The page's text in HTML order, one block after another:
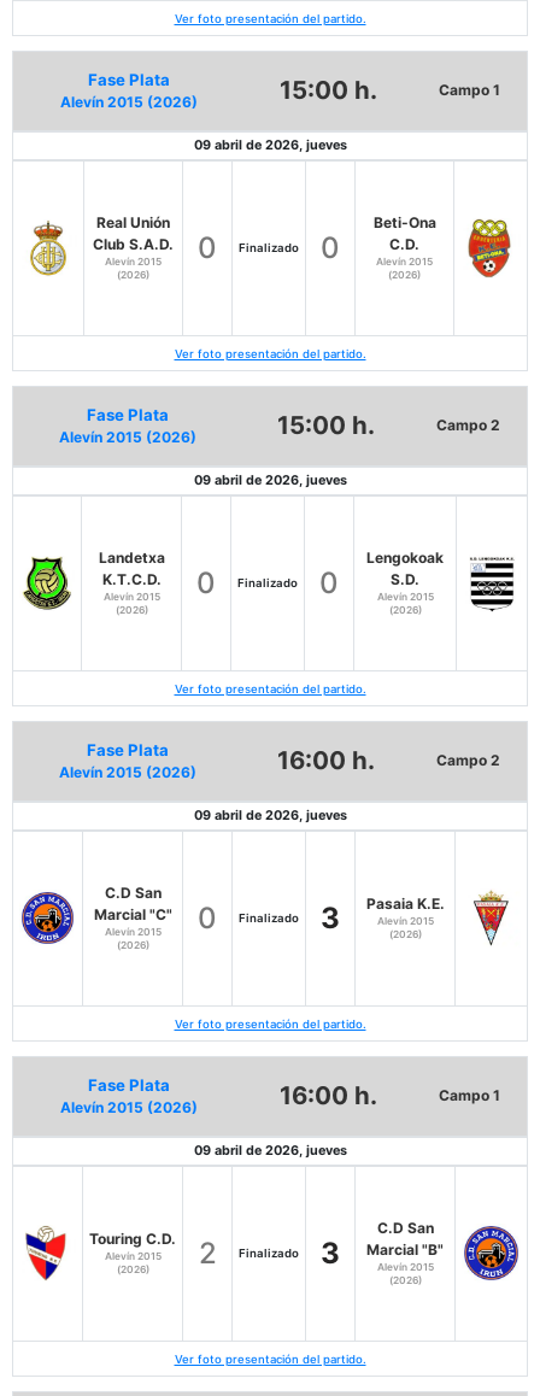
Ver foto presentación del partido.
Fase Plata
Alevín 2015 (2026) 15:00 h. Campo 1
09 abril de 2026, jueves
Real Unión
Club S.A.D.
Alevín 2015
(2026)
0 Finalizado 0
Beti-Ona
C.D.
Alevín 2015
(2026)
Ver foto presentación del partido.
Fase Plata
Alevín 2015 (2026) 15:00 h. Campo 2
09 abril de 2026, jueves
Landetxa
K.T.C.D.
Alevín 2015
(2026)
0 Finalizado 0
Lengokoak
S.D.
Alevín 2015
(2026)
Ver foto presentación del partido.
Fase Plata
Alevín 2015 (2026) 16:00 h. Campo 2
09 abril de 2026, jueves
C.D San
Marcial "C"
Alevín 2015
(2026)
0 Finalizado 3 Pasaia K.E.
Alevín 2015
(2026)
Ver foto presentación del partido.
Fase Plata
Alevín 2015 (2026) 16:00 h. Campo 1
09 abril de 2026, jueves
Touring C.D.
Alevín 2015
(2026)
2 Finalizado 3
C.D San
Marcial "B"
Alevín 2015
(2026)
Ver foto presentación del partido.